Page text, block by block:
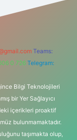
Teams:
0 726 Telegram:
Bilgi Teknolojileri
bir Yer Sağlayıcı
içerikleri proaktif
bulunmamaktadır.
taşımakta olup,